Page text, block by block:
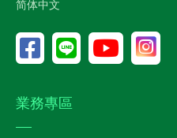
简体中文
業務專區